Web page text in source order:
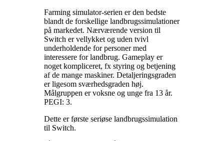
Farming simulator-serien er den bedste
blandt de forskellige landbrugssimulationer
på markedet. Nærværende version til
Switch er vellykket og uden tvivl
underholdende for personer med
interessere for landbrug. Gameplay er
noget kompliceret, fx styring og betjening
af de mange maskiner. Detaljeringsgraden
er ligesom sværhedsgraden høj.
Målgruppen er voksne og unge fra 13 år.
PEGI: 3.
Dette er første seriøse landbrugssimulation
til Switch.